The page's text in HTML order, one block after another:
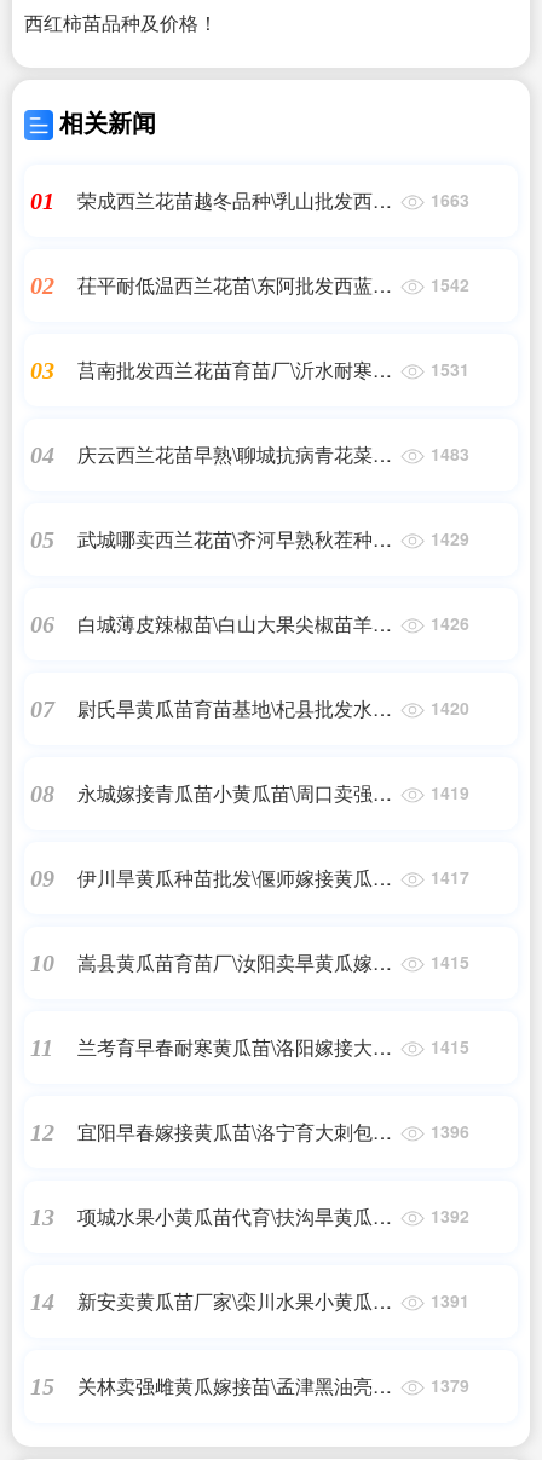
西红柿苗品种及价格！
相关新闻
01
荣成西兰花苗越冬品种\乳山批发西兰
1663
02
茌平耐低温西兰花苗\东阿批发西蓝花
1542
03
莒南批发西兰花苗育苗厂\沂水耐寒抗
1531
04
庆云西兰花苗早熟\聊城抗病青花菜苗
1483
05
武城哪卖西兰花苗\齐河早熟秋茬种西
1429
06
白城薄皮辣椒苗\白山大果尖椒苗羊角
1426
07
尉氏旱黄瓜苗育苗基地\杞县批发水果
1420
08
永城嫁接青瓜苗小黄瓜苗\周口卖强雌
1419
09
伊川旱黄瓜种苗批发\偃师嫁接黄瓜苗
1417
10
嵩县黄瓜苗育苗厂\汝阳卖旱黄瓜嫁接
1415
11
兰考育早春耐寒黄瓜苗\洛阳嫁接大小
1415
12
宜阳早春嫁接黄瓜苗\洛宁育大刺包旱
1396
13
项城水果小黄瓜苗代育\扶沟旱黄瓜嫁
1392
14
新安卖黄瓜苗厂家\栾川水果小黄瓜种
1391
15
关林卖强雌黄瓜嫁接苗\孟津黑油亮绿
1379